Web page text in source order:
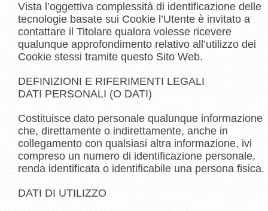
Vista l’oggettiva complessità di identificazione delle
tecnologie basate sui Cookie l’Utente è invitato a
contattare il Titolare qualora volesse ricevere
qualunque approfondimento relativo all’utilizzo dei
Cookie stessi tramite questo Sito Web.
DEFINIZIONI E RIFERIMENTI LEGALI
DATI PERSONALI (O DATI)
Costituisce dato personale qualunque informazione
che, direttamente o indirettamente, anche in
collegamento con qualsiasi altra informazione, ivi
compreso un numero di identificazione personale,
renda identificata o identificabile una persona fisica.
DATI DI UTILIZZO